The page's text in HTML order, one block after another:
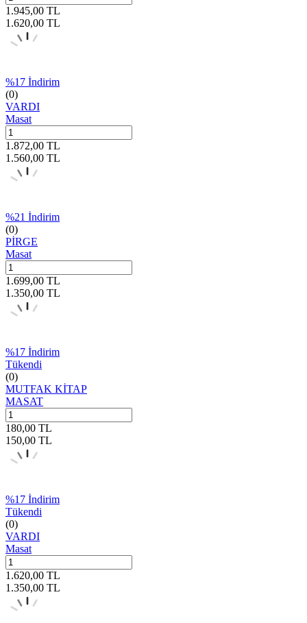
1.945,00 TL
1.620,00 TL
%17 İndirim
(0)
VARDI
Masat
1.872,00 TL
1.560,00 TL
%21 İndirim
(0)
PİRGE
Masat
1.699,00 TL
1.350,00 TL
%17 İndirim
Tükendi
(0)
MUTFAK KİTAP
MASAT
180,00 TL
150,00 TL
%17 İndirim
Tükendi
(0)
VARDI
Masat
1.620,00 TL
1.350,00 TL